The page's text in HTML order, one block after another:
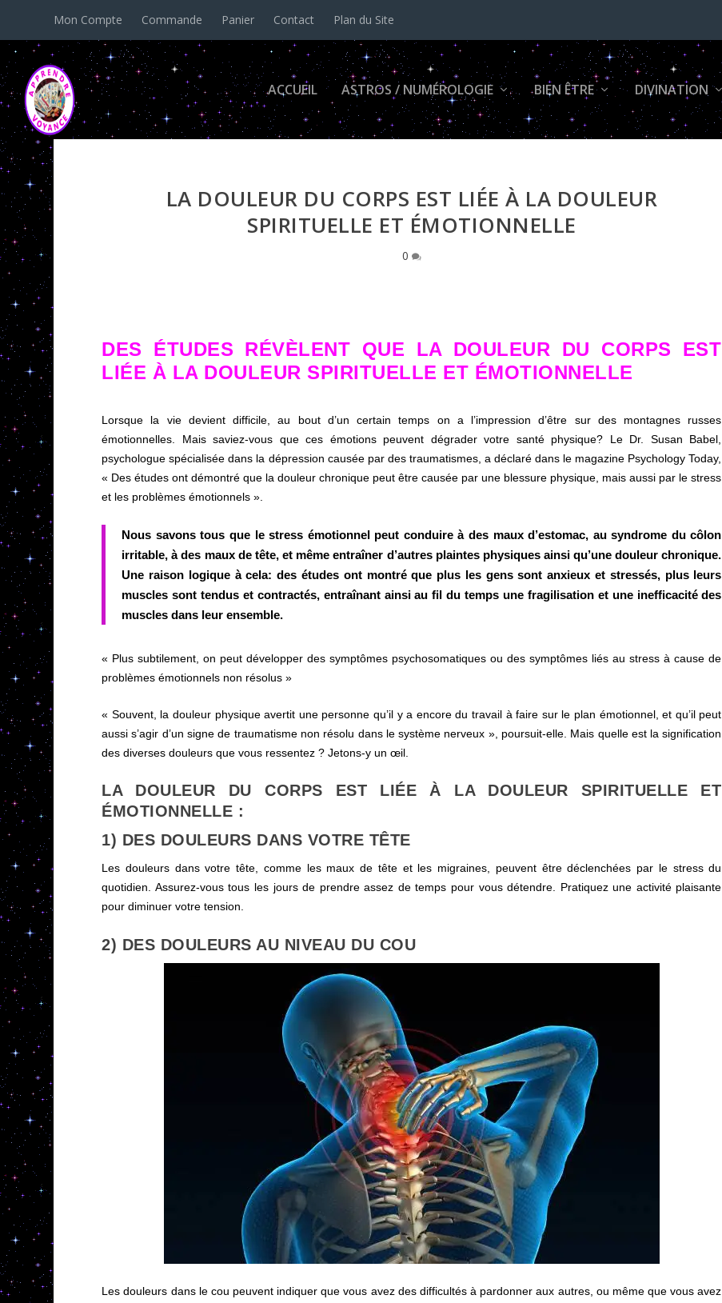
Mon Compte Commande Panier Contact Plan du Site
ACCUEIL ASTROS / NUMÉROLOGIE BIEN ÊTRE DIVINATION
LA DOULEUR DU CORPS EST LIÉE À LA DOULEUR
SPIRITUELLE ET ÉMOTIONNELLE
0
DES ÉTUDES RÉVÈLENT QUE LA DOULEUR DU CORPS EST
LIÉE À LA DOULEUR SPIRITUELLE ET ÉMOTIONNELLE
Lorsque la vie devient difficile, au bout d’un certain temps on a l’impression d’être sur des montagnes russes
émotionnelles. Mais saviez-vous que ces émotions peuvent dégrader votre santé physique? Le Dr. Susan Babel,
psychologue spécialisée dans la dépression causée par des traumatismes, a déclaré dans le magazine Psychology Today,
« Des études ont démontré que la douleur chronique peut être causée par une blessure physique, mais aussi par le stress
et les problèmes émotionnels ».
Nous savons tous que le stress émotionnel peut conduire à des maux d’estomac, au syndrome du côlon
irritable, à des maux de tête, et même entraîner d’autres plaintes physiques ainsi qu’une douleur chronique.
Une raison logique à cela: des études ont montré que plus les gens sont anxieux et stressés, plus leurs
muscles sont tendus et contractés, entraînant ainsi au fil du temps une fragilisation et une inefficacité des
muscles dans leur ensemble.
« Plus subtilement, on peut développer des symptômes psychosomatiques ou des symptômes liés au stress à cause de
problèmes émotionnels non résolus »
« Souvent, la douleur physique avertit une personne qu’il y a encore du travail à faire sur le plan émotionnel, et qu’il peut
aussi s’agir d’un signe de traumatisme non résolu dans le système nerveux », poursuit-elle. Mais quelle est la signification
des diverses douleurs que vous ressentez ? Jetons-y un œil.
LA DOULEUR DU CORPS EST LIÉE À LA DOULEUR SPIRITUELLE ET
ÉMOTIONNELLE :
1) DES DOULEURS DANS VOTRE TÊTE
Les douleurs dans votre tête, comme les maux de tête et les migraines, peuvent être déclenchées par le stress du
quotidien. Assurez-vous tous les jours de prendre assez de temps pour vous détendre. Pratiquez une activité plaisante
pour diminuer votre tension.
2) DES DOULEURS AU NIVEAU DU COU
Les douleurs dans le cou peuvent indiquer que vous avez des difficultés à pardonner aux autres, ou même que vous avez